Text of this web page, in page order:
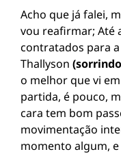
Acho que já falei,
vou reafirmar; Até
contratados para
Thallyson
o melhor que vi
partida, é pouco,
cara tem bom
movimentação
momento algum,